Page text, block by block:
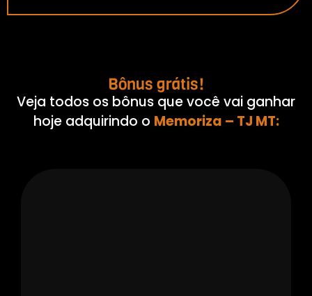
Bônus grátis!
Veja todos os bônus que você vai ganhar
hoje adquirindo o Memoriza – TJ MT: